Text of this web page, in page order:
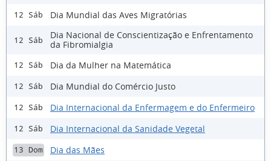
12 Sáb Dia Mundial das Aves Migratórias
12 Sáb
Dia Nacional de Conscientização e Enfrentamento
da Fibromialgia
12 Sáb Dia da Mulher na Matemática
12 Sáb Dia Mundial do Comércio Justo
12 Sáb Dia Internacional da Enfermagem e do Enfermeiro
12 Sáb Dia Internacional da Sanidade Vegetal
13 Dom Dia das Mães